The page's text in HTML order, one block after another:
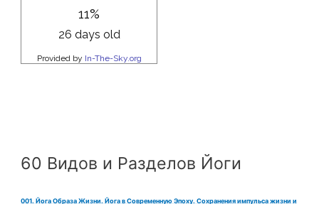
60 Видов и Разделов Йоги
001. Йога Образа Жизни. Йога в Современную Эпоху. Сохранения импульса жизни и